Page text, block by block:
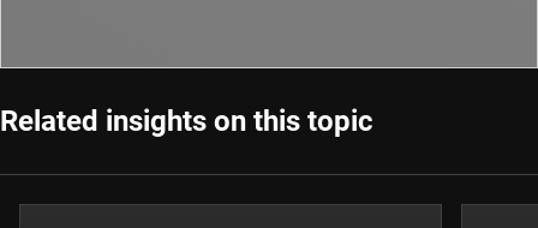
Related insights on this topic